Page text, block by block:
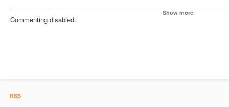
Show more
Commenting disabled.
RSS